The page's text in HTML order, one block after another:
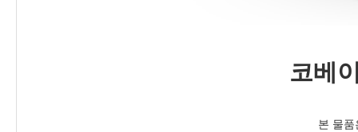
코베
본 물